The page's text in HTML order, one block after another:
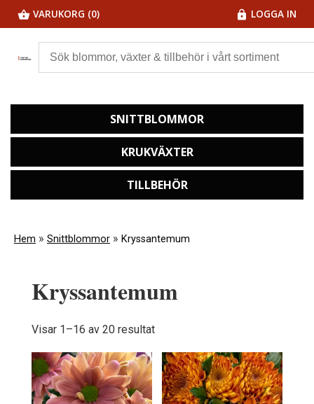
VARUKORG (0) LOGGA IN
SNITTBLOMMOR
KRUKVÄXTER
TILLBEHÖR
Hem » Snittblommor » Kryssantemum
Kryssantemum
Visar 1–16 av 20 resultat